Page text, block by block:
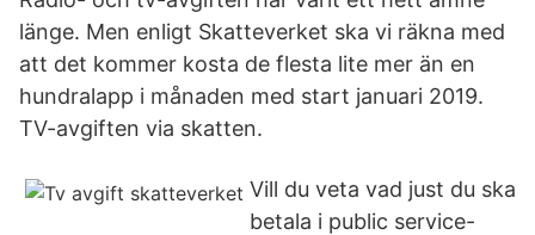
länge. Men enligt Skatteverket ska vi räkna med
att det kommer kosta de flesta lite mer än en
hundralapp i månaden med start januari 2019.
TV-avgiften via skatten.
Vill du veta vad just du ska
betala i public service-